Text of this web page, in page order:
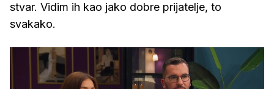
stvar. Vidim ih kao jako dobre prijatelje, to
svakako.